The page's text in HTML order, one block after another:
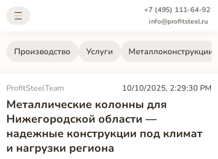
+7 (495) 111-64-92
info@profitsteel.ru
Производство Услуги Металлоконструкции
ProfitSteelTeam 10/10/2025, 2:29:30 PM
Металлические колонны для
Нижегородской области —
надежные конструкции под климат
и нагрузки региона